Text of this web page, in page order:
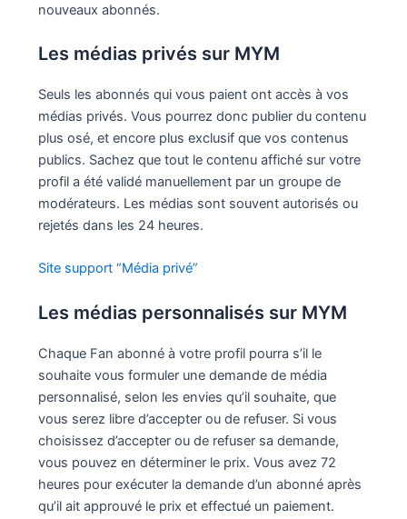
nouveaux abonnés.
Les médias privés sur MYM
Seuls les abonnés qui vous paient ont accès à vos
médias privés. Vous pourrez donc publier du contenu
plus osé, et encore plus exclusif que vos contenus
publics. Sachez que tout le contenu affiché sur votre
profil a été validé manuellement par un groupe de
modérateurs. Les médias sont souvent autorisés ou
rejetés dans les 24 heures.
Site support “Média privé”
Les médias personnalisés sur MYM
Chaque Fan abonné à votre profil pourra s’il le
souhaite vous formuler une demande de média
personnalisé, selon les envies qu’il souhaite, que
vous serez libre d’accepter ou de refuser. Si vous
choisissez d’accepter ou de refuser sa demande,
vous pouvez en déterminer le prix. Vous avez 72
heures pour exécuter la demande d’un abonné après
qu’il ait approuvé le prix et effectué un paiement.